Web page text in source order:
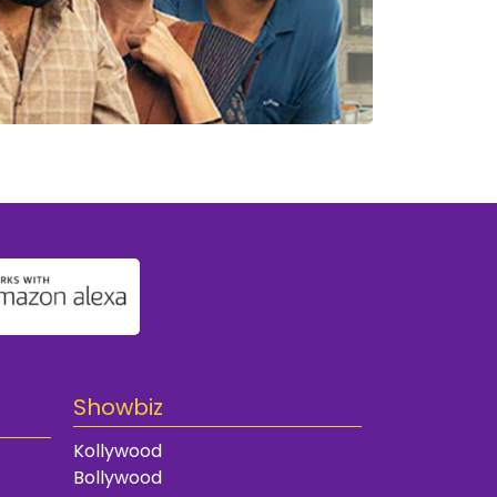
Showbiz
Kollywood
Bollywood